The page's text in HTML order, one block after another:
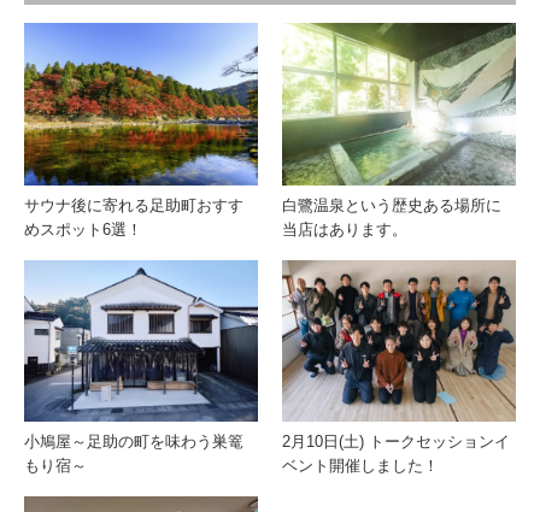
サウナ後に寄れる足助町おすす
めスポット6選！
白鷺温泉という歴史ある場所に
当店はあります。
小鳩屋～足助の町を味わう巣篭
もり宿～
2月10日(土) トークセッションイ
ベント開催しました！